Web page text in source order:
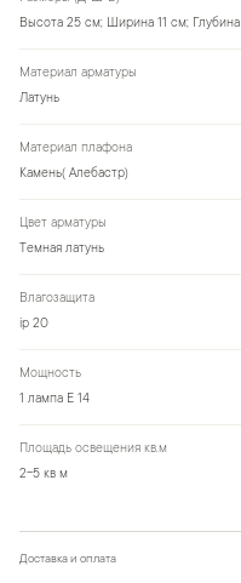
Высота 25 см; Ширина 11 см;
Материал арматуры
Латунь
Материал плафона
Камень( Алебастр)
Цвет арматуры
Темная латунь
Влагозащита
ip 20
Мощность
1 лампа Е 14
Площадь освещения кв.м
2-5 кв м
Доставка и оплата